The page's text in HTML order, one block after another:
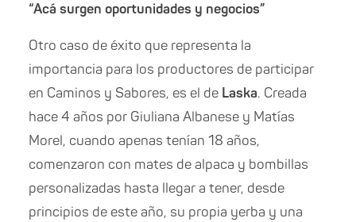
“Acá surgen oportunidades y negocios”
Otro caso de éxito que representa la
importancia para los productores de participar
en Caminos y Sabores, es el de Laska. Creada
hace 4 años por Giuliana Albanese y Matías
Morel, cuando apenas tenían 18 años,
comenzaron con mates de alpaca y bombillas
personalizadas hasta llegar a tener, desde
principios de este año, su propia yerba y una